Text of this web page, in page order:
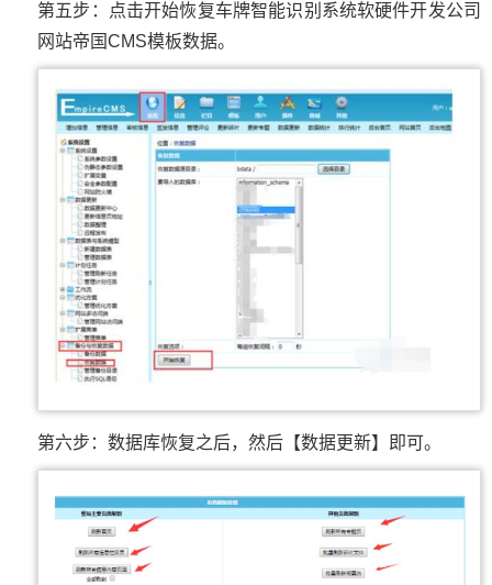
第五步：点击开始恢复车牌智能识别系统软硬件开发公司
网站帝国CMS模板数据。
第六步：数据库恢复之后，然后【数据更新】即可。